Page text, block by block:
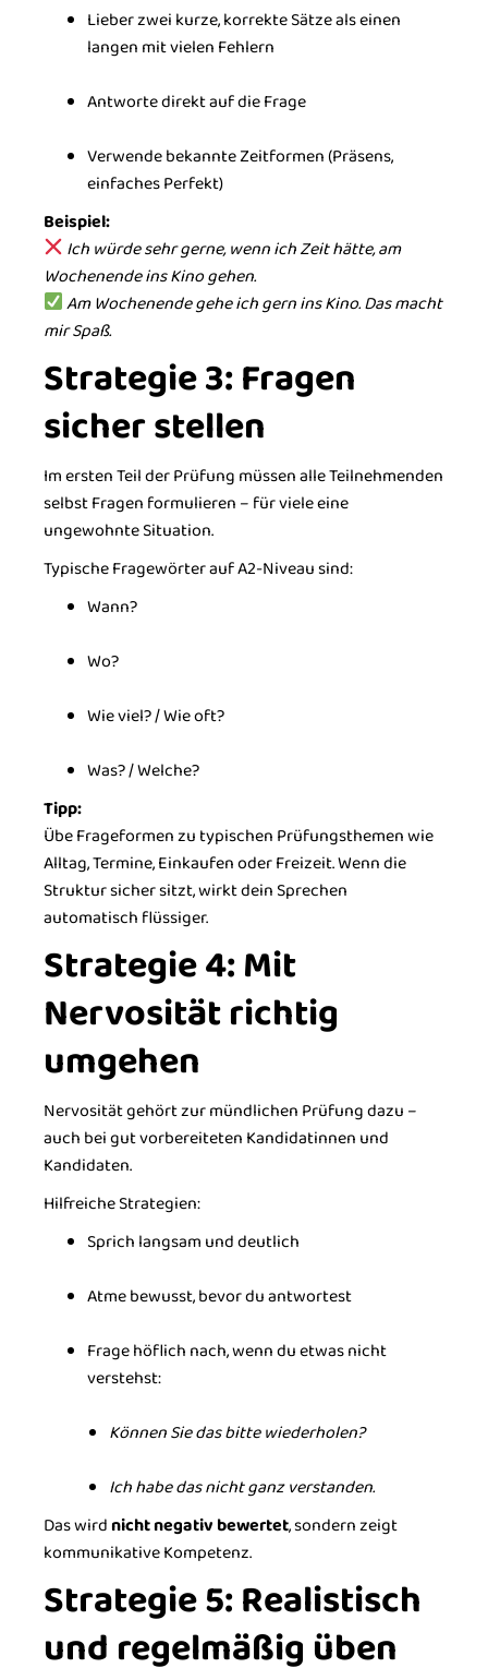
Lieber zwei kurze, korrekte Sätze als einen
langen mit vielen Fehlern
Antworte direkt auf die Frage
Verwende bekannte Zeitformen (Präsens,
einfaches Perfekt)
Beispiel:
Ich würde sehr gerne, wenn ich Zeit hätte, am
Wochenende ins Kino gehen.
Am Wochenende gehe ich gern ins Kino. Das macht
mir Spaß.
Strategie 3: Fragen
sicher stellen
Im ersten Teil der Prüfung müssen alle Teilnehmenden
selbst Fragen formulieren – für viele eine
ungewohnte Situation.
Typische Fragewörter auf A2-Niveau sind:
Wann?
Wo?
Wie viel? / Wie oft?
Was? / Welche?
Tipp:
Übe Frageformen zu typischen Prüfungsthemen wie
Alltag, Termine, Einkaufen oder Freizeit. Wenn die
Struktur sicher sitzt, wirkt dein Sprechen
automatisch flüssiger.
Strategie 4: Mit
Nervosität richtig
umgehen
Nervosität gehört zur mündlichen Prüfung dazu –
auch bei gut vorbereiteten Kandidatinnen und
Kandidaten.
Hilfreiche Strategien:
Sprich langsam und deutlich
Atme bewusst, bevor du antwortest
Frage höflich nach, wenn du etwas nicht
verstehst:
Können Sie das bitte wiederholen?
Ich habe das nicht ganz verstanden.
Das wirdnicht negativ bewertet, sondern zeigt
kommunikative Kompetenz.
Strategie 5: Realistisch
und regelmäßig üben